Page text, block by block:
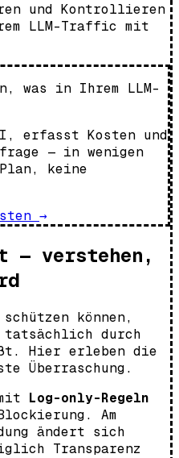
und Kontrollieren
LLM-Traffic mit
was in Ihrem LLM-
erfasst Kosten und
— in wenigen
keine
→
verstehen,
können,
tatsächlich durch
Hier erleben die
Überraschung.
Log-only-Regeln
Am
ändert sich
Transparenz